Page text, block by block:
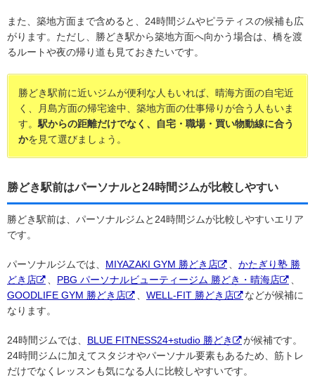
また、築地方面まで含めると、24時間ジムやピラティスの候補も広
がります。ただし、勝どき駅から築地方面へ向かう場合は、橋を渡
るルートや夜の帰り道も見ておきたいです。
勝どき駅前に近いジムが便利な人もいれば、晴海方面の自宅近
く、月島方面の帰宅途中、築地方面の仕事帰りが合う人もいま
す。 駅からの距離だけでなく、自宅・職場・買い物動線に合う
かを見て選びましょう。
勝どき駅前はパーソナルと24時間ジムが比較しやすい
勝どき駅前は、パーソナルジムと24時間ジムが比較しやすいエリア
です。
パーソナルジムでは、 MIYAZAKI GYM 勝どき店
かたぎり塾 勝
どき店
PBG パーソナルビューティージム 勝どき・晴海店
GOODLIFE GYM 勝どき店
WELL-FIT 勝どき店
などが候補に
なります。
24時間ジムでは、 BLUE FITNESS24+studio 勝どき
が候補です。
24時間ジムに加えてスタジオやパーソナル要素もあるため、筋トレ
だけでなくレッスンも気になる人に比較しやすいです。